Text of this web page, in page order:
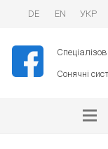
DE EN УКР
Сонячні